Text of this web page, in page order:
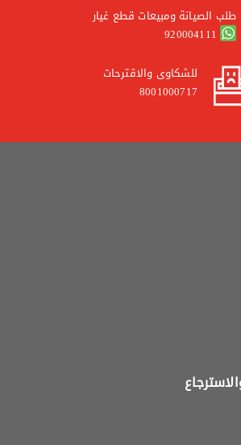
طلب الصيانة ومبيعات قطع غيار
920004111
للشكاوى والاقترحات
8001000717